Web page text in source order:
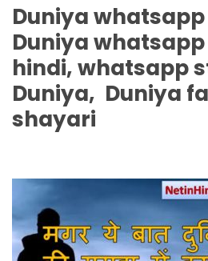
Duniya
Duniya
hindi, whatsapp
Duniya, Duniya
shayari